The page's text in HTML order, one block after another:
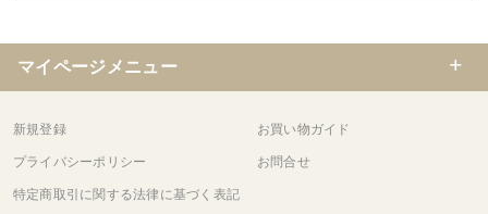
マイページメニュー
新規登録 お買い物ガイド
プライバシーポリシー お問合せ
特定商取引に関する法律に基づく表記